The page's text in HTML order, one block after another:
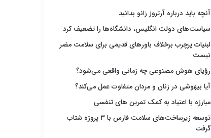
آنچه باید درباره آرتروز زانو بدانید
سیاست‌های دولت انگلیس، دانشگاه‌ها را تضعیف کرد
لبنیات پرچرب برخلاف باورهای قدیمی برای سلامت مضر
نیست
رؤیای هوش مصنوعی چه زمانی واقعی می‌شود؟
آیا بیهوشی در زنان و مردان متفاوت عمل می‌کند؟
مبارزه با اعتیاد به کمک تمرین های تنفسی
توسعه زیرساخت‌های سلامت فارس با ۳ پروژه شتاب
گرفت